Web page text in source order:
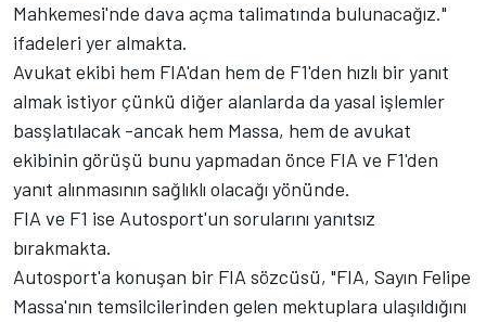
Mahkemesi'nde dava açma talimatında bulunacağız."
ifadeleri yer almakta.
Avukat ekibi hem FIA'dan hem de F1'den hızlı bir yanıt
almak istiyor çünkü diğer alanlarda da yasal işlemler
basşlatılacak -ancak hem Massa, hem de avukat
ekibinin görüşü bunu yapmadan önce FIA ve F1'den
yanıt alınmasının sağlıklı olacağı yönünde.
FIA ve F1 ise Autosport'un sorularını yanıtsız
bırakmakta.
Autosport'a konuşan bir FIA sözcüsü, "FIA, Sayın Felipe
Massa'nın temsilcilerinden gelen mektuplara ulaşıldığını